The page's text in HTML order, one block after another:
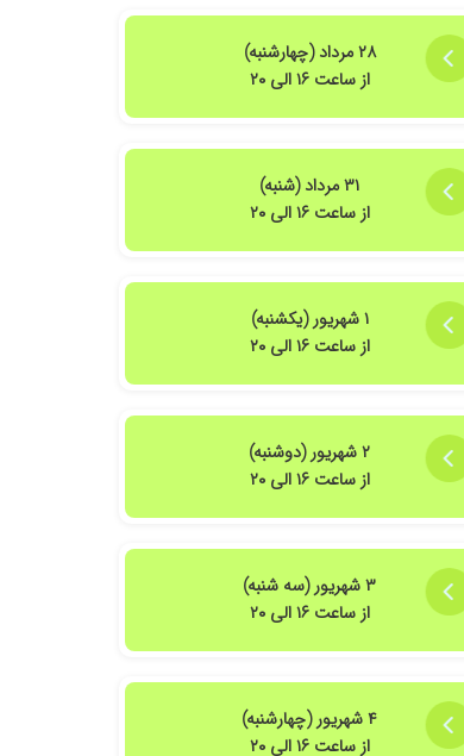
۲۸ مرداد (چهارشنبه)
از ساعت ۱۶ الی ۲۰
۳۱ مرداد (شنبه)
از ساعت ۱۶ الی ۲۰
۱ شهریور (یکشنبه)
از ساعت ۱۶ الی ۲۰
۲ شهریور (دوشنبه)
از ساعت ۱۶ الی ۲۰
۳ شهریور (سه شنبه)
از ساعت ۱۶ الی ۲۰
۴ شهریور (چهارشنبه)
از ساعت ۱۶ الی ۲۰